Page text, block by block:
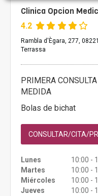
Clinica Opcion
4.2
Rambla d'Ègara, 277,
Terrassa
PRIMERA
MEDIDA
Bolas de bichat
CONSULTAR/CITA/
Lunes
10:00 -
Martes
10:00 -
Miércoles
10:00 -
Jueves
10:00 -